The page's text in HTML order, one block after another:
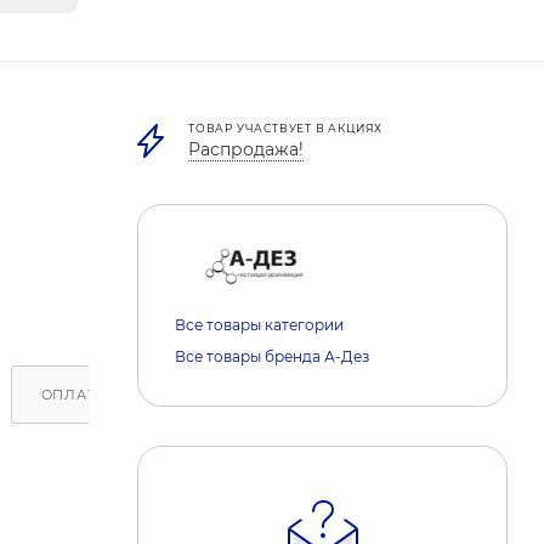
ОПЛАТА ОБРАТИТЕ ВНИМАНИЕ
ТОВАР УЧАСТВУЕТ В АКЦИЯХ
Распродажа!
Все товары категории
Все товары бренда А-Дез